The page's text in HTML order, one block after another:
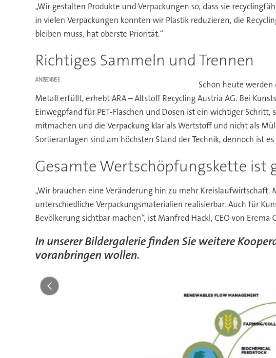
„Wir gestalten Produkte und Verpackungen so, dass sie
in vielen Verpackungen konnten wir Plastik reduzieren, die
bleiben muss, hat oberste Priorität.“
Richtiges Sammeln und Trennen
ANZEIGE
Schon heute werden
Metall erfüllt, erhebt ARA – Altstoff Recycling Austria AG. Bei
Einwegpfand für PET-Flaschen und Dosen ist ein wichtiger
mitmachen und die Verpackung klar als Wertstoff und nicht als
Sortieranlagen sind am höchsten Stand der Technik, dennoch ist
Gesamte Wertschöpfungskette ist
„Wir brauchen eine Veränderung hin zu mehr
unterschiedliche Verpackungsmaterialien realisierbar. Auch für
Bevölkerung sichtbar machen“, ist Manfred Hackl, CEO von Erema
In unserer Bildergalerie finden Sie weitere
voranbringen wollen.